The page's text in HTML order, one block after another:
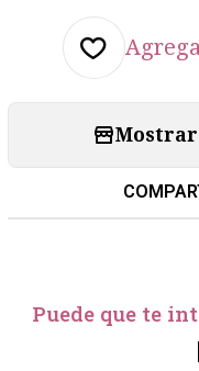
Mostrar
Puede que te